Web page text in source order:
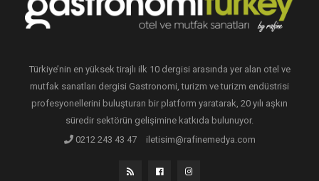
Türkiye’nin en yüksek tirajlı ilk 10 dergisi arasında yer alan otel ve
mutfak sanatları dergisi Gastronomi, turizm ve turizm endüstrisi
profesyonellerini buluşturan bir platform yaratarak, 20 yılı aşkın
süredir sektörün gelişimine katkıda bulunuyor.
0212 243 43 47
iletisim@rafinemedya.com